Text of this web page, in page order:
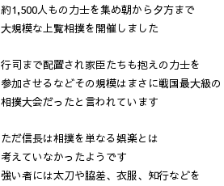
約1,500人もの力士を集め朝から夕方まで
大規模な上覧相撲を開催しました
行司まで配置され家臣たちも抱えの力士を
参加させるなどその規模はまさに戦国最大級の
相撲大会だったと言われています
ただ信長は相撲を単なる娯楽とは
考えていなかったようです
強い者には太刀や脇差、衣服、知行などを